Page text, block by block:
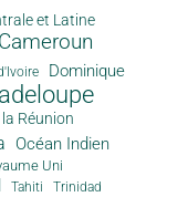
et Latine
Cameroun
Dominique
la Réunion
Océan Indien
Uni
Tahiti Trinidad